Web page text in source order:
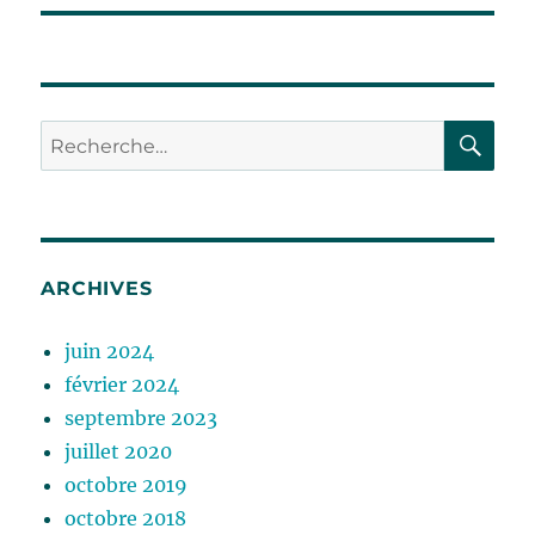
Recherche
pour :
ARCHIVES
juin 2024
février 2024
septembre 2023
juillet 2020
octobre 2019
octobre 2018